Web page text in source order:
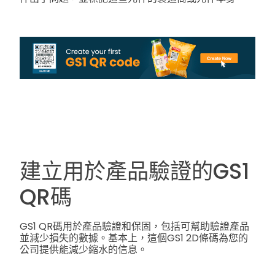
建立用於產品驗證的GS1
QR碼
GS1 QR碼用於產品驗證和保固，包括可幫助驗證產品
並減少損失的數據。基本上，這個GS1 2D條碼為您的
公司提供能減少縮水的信息。